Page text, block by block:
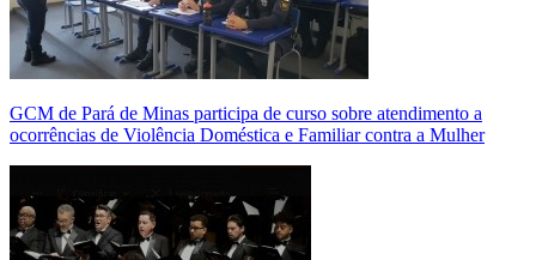
GCM de Pará de Minas participa de curso sobre atendimento a
ocorrências de Violência Doméstica e Familiar contra a Mulher